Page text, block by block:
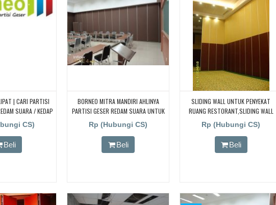
| CARI PARTISI
SUARA / KEDAP
PARTISI
BANDUNG,
YOGYAKARTA
Redam/kedap
CS)
Beli
BORNEO MITRA MANDIRI AHLINYA
PARTISI GESER REDAM SUARA UNTUK
RUANG KELAS
Rp (Hubungi CS)
Beli
SLIDING WALL UNTUK PENYEKAT
RUANG RESTORANT,SLIDING WALL
UNTUK PENYEKAT RUANG
RESTORANT,SLIDING WALL UNTUK
PENYEKAT RUANG RESTORANT,SLIDING
WALL UNTUK PENYEKAT RUANG
Rp (Hubungi CS)
Beli